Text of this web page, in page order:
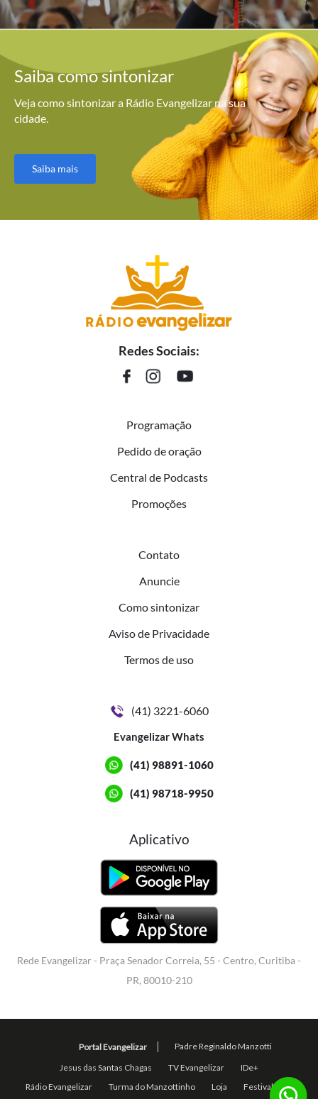
Saiba comosintonizar
Veja como sintonizar a Rádio Evangelizar na sua
cidade.
Saiba mais
Redes Sociais:
Programação
Pedido de oração
Central de Podcasts
Promoções
Contato
Anuncie
Como sintonizar
Aviso de Privacidade
Termos de uso
(41) 3221-6060
Evangelizar Whats
(41) 98891-1060
(41) 98718-9950
Aplicativo
Rede Evangelizar - Praça Senador Correia, 55 - Centro, Curitiba -
PR, 80010-210